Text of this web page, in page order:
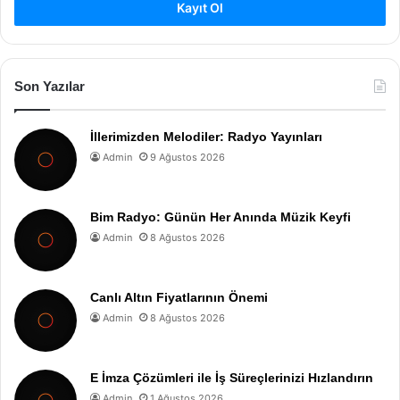
Kayıt Ol
Son Yazılar
İllerimizden Melodiler: Radyo Yayınları
Admin 9 Ağustos 2026
Bim Radyo: Günün Her Anında Müzik Keyfi
Admin 8 Ağustos 2026
Canlı Altın Fiyatlarının Önemi
Admin 8 Ağustos 2026
E İmza Çözümleri ile İş Süreçlerinizi Hızlandırın